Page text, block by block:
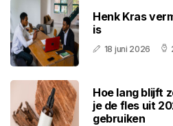
Henk Kras
is
18 juni 2026
Hoe lang blijft
je de fles uit
gebruiken